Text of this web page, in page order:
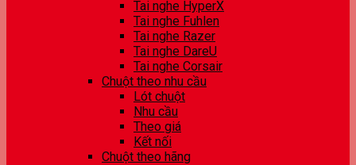
Tai nghe HyperX
Tai nghe Fuhlen
Tai nghe Razer
Tai nghe DareU
Tai nghe Corsair
Chuột theo nhu cầu
Lót chuột
Nhu cầu
Theo giá
Kết nối
Chuột theo hãng